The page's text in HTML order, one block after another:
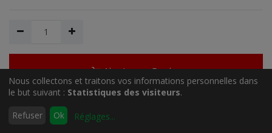
Rechercher
Ajouter au Panier
Ajouter à la liste de souhait
Nous collectons et traitons vos informations personnelles dans
le but suivant : Statistiques des visiteurs.
Refuser Ok Réglages...